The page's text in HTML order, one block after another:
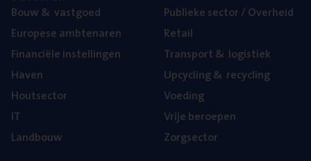
Bouw& vastgoed
Euro­pe­se ambtenaren
Finan­ci­ë­le instellingen
Haven
Hout­sec­tor
IT
Land­bouw
Publie­ke sec­tor / Overheid
Retail
Trans­port& logistiek
Upcy­cling& recycling
Voe­ding
Vrije beroe­pen
Zorg­sec­tor